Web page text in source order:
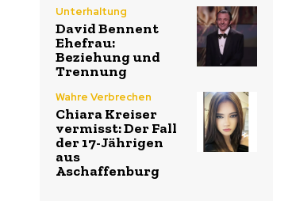
Unterhaltung
David Bennent
Ehefrau:
Beziehung und
Trennung
Wahre Verbrechen
Chiara Kreiser
vermisst: Der Fall
der 17-Jährigen
aus
Aschaffenburg